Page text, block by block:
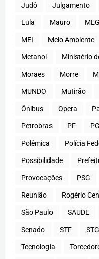
Judô Julgamento
Lula Mauro
MEI Meio Ambiente
Metanol Ministério
Moraes Morre
MUNDO Mutirão
Ônibus Opera
Petrobras PF
Polêmica Polícia
Possibilidade
Provocações PSG
Reunião Rogério
São Paulo SAUDE
Senado STF STG
Tecnologia